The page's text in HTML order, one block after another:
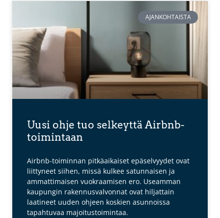
AJANKOHTAISTA
Uusi ohje tuo selkeyttä Airbnb-
toimintaan
Airbnb-toiminnan pitkäaikaiset epäselvyydet ovat
liittyneet siihen, missä kulkee satunnaisen ja
ammattimaisen vuokraamisen ero. Useamman
kaupungin rakennusvalvonnat ovat hiljattain
laatineet uuden ohjeen koskien asunnoissa
tapahtuvaa majoitustoimintaa.